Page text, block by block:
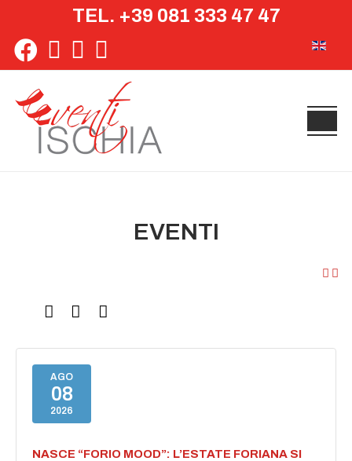
TEL. +39 081 333 47 47
EVENTI
AGO
08
2026
NASCE “FORIO MOOD”: L’ESTATE FORIANA SI